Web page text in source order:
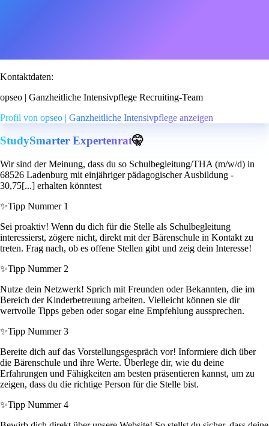
Kontaktdaten:
opseo | Ganzheitliche Intensivpflege Recruiting-Team
Profil von opseo | Ganzheitliche Intensivpflege anzeigen
StudySmarter Expertenrat🤫
Wir sind der Meinung, dass du so Schulbegleitung/THA (m/w/d) in
68526 Ladenburg mit einjähriger pädagogischer Ausbildung -
30,75[...] erhalten könntest
✨Tipp Nummer 1
Sei proaktiv! Wenn du dich für die Stelle als Schulbegleitung
interessierst, zögere nicht, direkt mit der Bärenschule in Kontakt zu
treten. Frag nach, ob es offene Stellen gibt und zeig dein Interesse!
✨Tipp Nummer 2
Nutze dein Netzwerk! Sprich mit Freunden oder Bekannten, die im
Bereich der Kinderbetreuung arbeiten. Vielleicht können sie dir
wertvolle Tipps geben oder sogar eine Empfehlung aussprechen.
✨Tipp Nummer 3
Bereite dich auf das Vorstellungsgespräch vor! Informiere dich über
die Bärenschule und ihre Werte. Überlege dir, wie du deine
Erfahrungen und Fähigkeiten am besten präsentieren kannst, um zu
zeigen, dass du die richtige Person für die Stelle bist.
✨Tipp Nummer 4